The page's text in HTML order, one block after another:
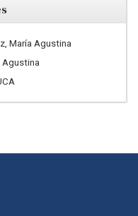
María Agustina
Agustina